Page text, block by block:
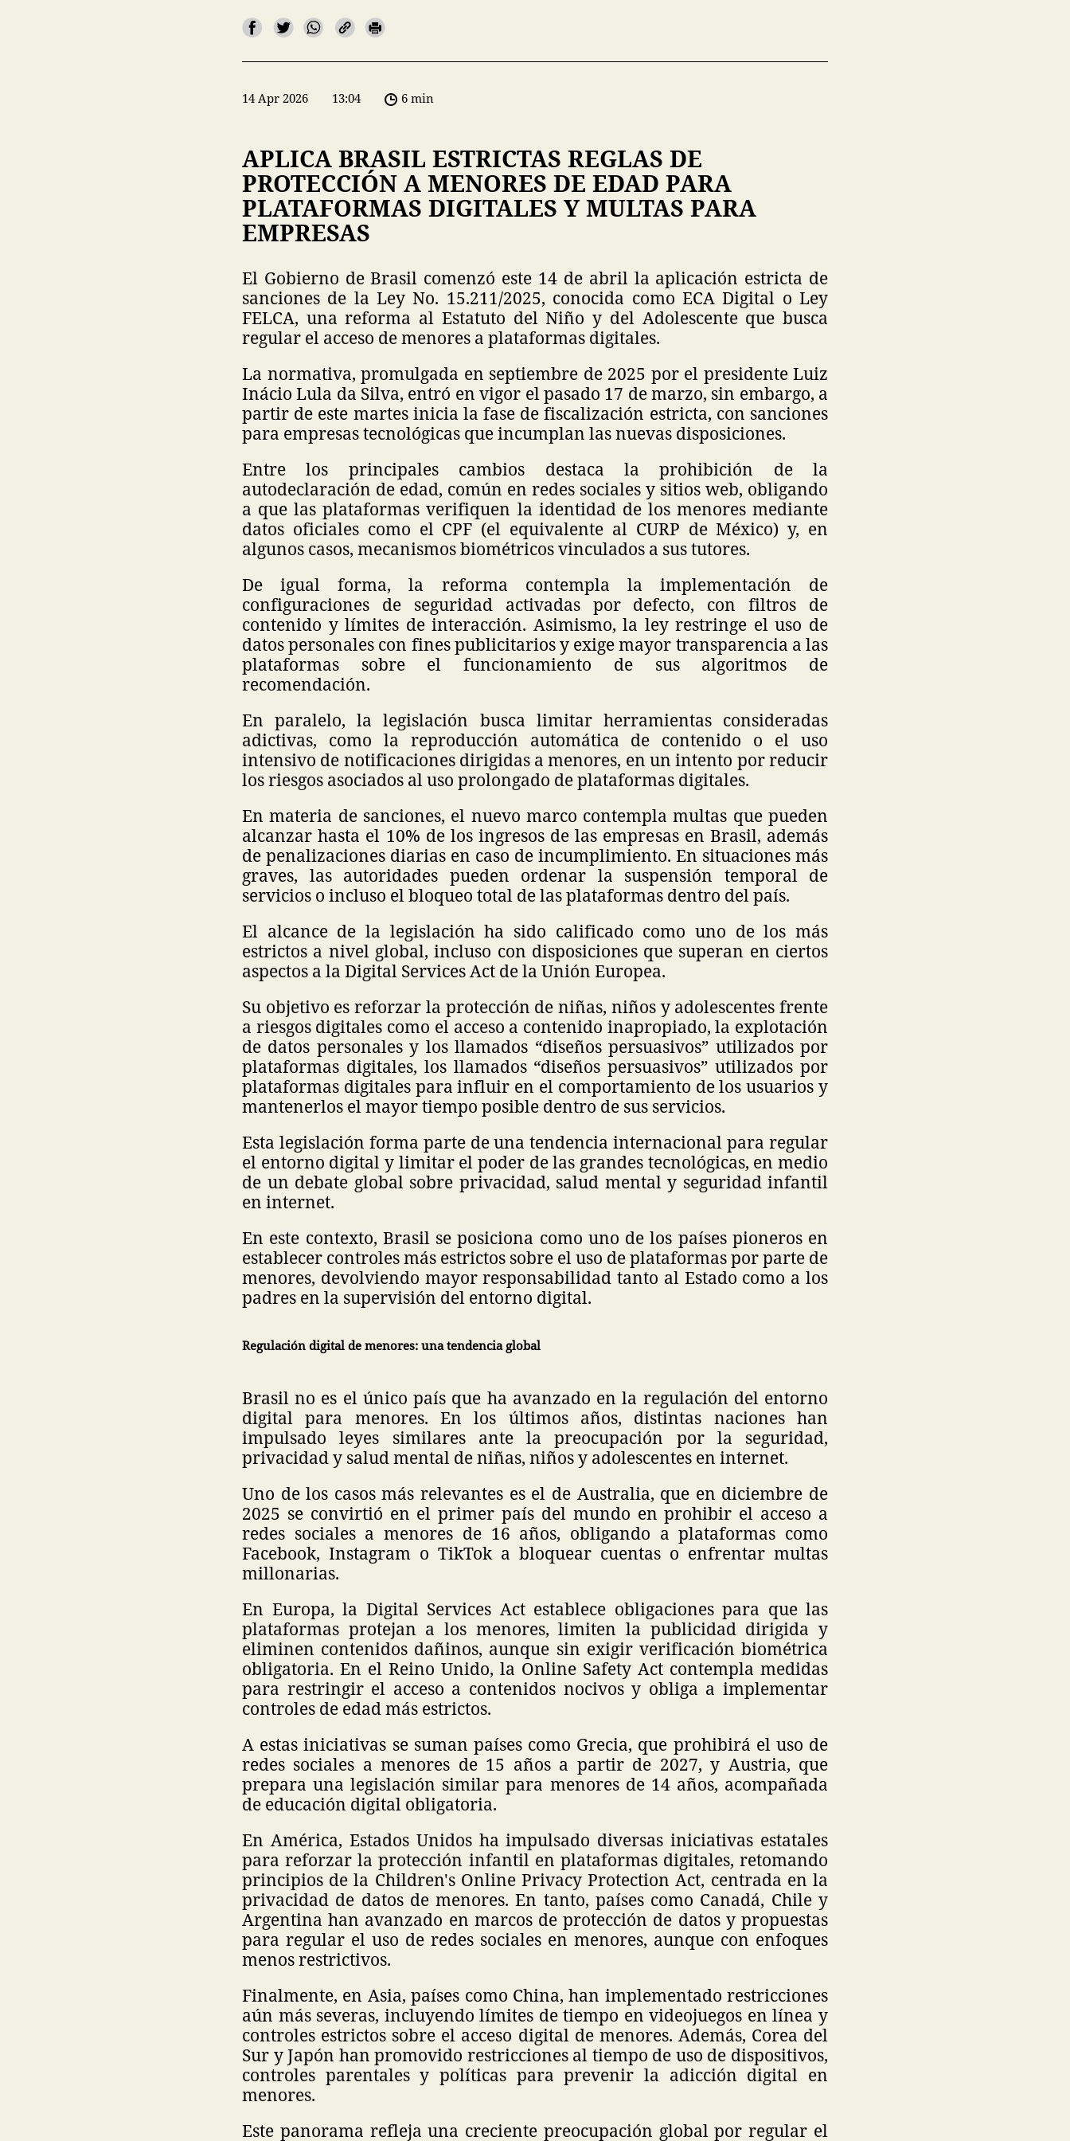
14 Apr 2026 13:04 6 min
APLICA BRASIL ESTRICTAS REGLAS DE
PROTECCIÓN A MENORES DE EDAD PARA
PLATAFORMAS DIGITALES Y MULTAS PARA
EMPRESAS
El Gobierno de Brasil comenzó este 14 de abril la aplicación estricta de
sanciones de la Ley No. 15.211/2025, conocida como ECA Digital o Ley
FELCA, una reforma al Estatuto del Niño y del Adolescente que busca
regular el acceso de menores a plataformas digitales.
La normativa, promulgada en septiembre de 2025 por el presidente Luiz
Inácio Lula da Silva, entró en vigor el pasado 17 de marzo, sin embargo, a
partir de este martes inicia la fase de fiscalización estricta, con sanciones
para empresas tecnológicas que incumplan las nuevas disposiciones.
Entre los principales cambios destaca la prohibición de la
autodeclaración de edad, común en redes sociales y sitios web, obligando
a que las plataformas verifiquen la identidad de los menores mediante
datos oficiales como el CPF (el equivalente al CURP de México) y, en
algunos casos, mecanismos biométricos vinculados a sus tutores.
De igual forma, la reforma contempla la implementación de
configuraciones de seguridad activadas por defecto, con filtros de
contenido y límites de interacción. Asimismo, la ley restringe el uso de
datos personales con fines publicitarios y exige mayor transparencia a las
plataformas sobre el funcionamiento de sus algoritmos de
recomendación.
En paralelo, la legislación busca limitar herramientas consideradas
adictivas, como la reproducción automática de contenido o el uso
intensivo de notificaciones dirigidas a menores, en un intento por reducir
los riesgos asociados al uso prolongado de plataformas digitales.
En materia de sanciones, el nuevo marco contempla multas que pueden
alcanzar hasta el 10% de los ingresos de las empresas en Brasil, además
de penalizaciones diarias en caso de incumplimiento. En situaciones más
graves, las autoridades pueden ordenar la suspensión temporal de
servicios o incluso el bloqueo total de las plataformas dentro del país.
El alcance de la legislación ha sido calificado como uno de los más
estrictos a nivel global, incluso con disposiciones que superan en ciertos
aspectos a la Digital Services Act de la Unión Europea.
Su objetivo es reforzar la protección de niñas, niños y adolescentes frente
a riesgos digitales como el acceso a contenido inapropiado, la explotación
de datos personales y los llamados “diseños persuasivos” utilizados por
plataformas digitales, los llamados “diseños persuasivos” utilizados por
plataformas digitales para influir en el comportamiento de los usuarios y
mantenerlos el mayor tiempo posible dentro de sus servicios.
Esta legislación forma parte de una tendencia internacional para regular
el entorno digital y limitar el poder de las grandes tecnológicas, en medio
de un debate global sobre privacidad, salud mental y seguridad infantil
en internet.
En este contexto, Brasil se posiciona como uno de los países pioneros en
establecer controles más estrictos sobre el uso de plataformas por parte de
menores, devolviendo mayor responsabilidad tanto al Estado como a los
padres en la supervisión del entorno digital.
Regulación digital de menores: una tendencia global
Brasil no es el único país que ha avanzado en la regulación del entorno
digital para menores. En los últimos años, distintas naciones han
impulsado leyes similares ante la preocupación por la seguridad,
privacidad y salud mental de niñas, niños y adolescentes en internet.
Uno de los casos más relevantes es el de Australia, que en diciembre de
2025 se convirtió en el primer país del mundo en prohibir el acceso a
redes sociales a menores de 16 años, obligando a plataformas como
Facebook, Instagram o TikTok a bloquear cuentas o enfrentar multas
millonarias.
En Europa, la Digital Services Act establece obligaciones para que las
plataformas protejan a los menores, limiten la publicidad dirigida y
eliminen contenidos dañinos, aunque sin exigir verificación biométrica
obligatoria. En el Reino Unido, la Online Safety Act contempla medidas
para restringir el acceso a contenidos nocivos y obliga a implementar
controles de edad más estrictos.
A estas iniciativas se suman países como Grecia, que prohibirá el uso de
redes sociales a menores de 15 años a partir de 2027, y Austria, que
prepara una legislación similar para menores de 14 años, acompañada
de educación digital obligatoria.
En América, Estados Unidos ha impulsado diversas iniciativas estatales
para reforzar la protección infantil en plataformas digitales, retomando
principios de la Children's Online Privacy Protection Act, centrada en la
privacidad de datos de menores. En tanto, países como Canadá, Chile y
Argentina han avanzado en marcos de protección de datos y propuestas
para regular el uso de redes sociales en menores, aunque con enfoques
menos restrictivos.
Finalmente, en Asia, países como China, han implementado restricciones
aún más severas, incluyendo límites de tiempo en videojuegos en línea y
controles estrictos sobre el acceso digital de menores. Además, Corea del
Sur y Japón han promovido restricciones al tiempo de uso de dispositivos,
controles parentales y políticas para prevenir la adicción digital en
menores.
Este panorama refleja una creciente preocupación global por regular el